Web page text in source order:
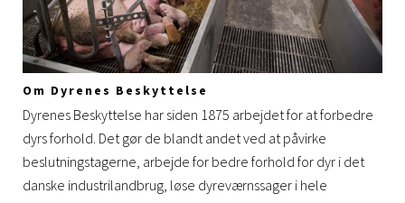
Om Dyrenes Beskyttelse
Dyrenes Beskyttelse har siden 1875 arbejdet for at forbedre
dyrs forhold. Det gør de blandt andet ved at påvirke
beslutningstagerne, arbejde for bedre forhold for dyr i det
danske industrilandbrug, løse dyreværnssager i hele